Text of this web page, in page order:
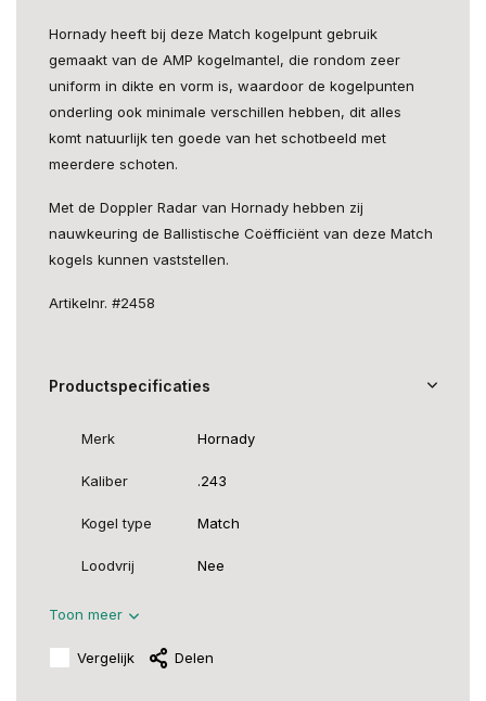
Hornady heeft bij deze Match kogelpunt gebruik
gemaakt van de AMP kogelmantel, die rondom zeer
uniform in dikte en vorm is, waardoor de kogelpunten
onderling ook minimale verschillen hebben, dit alles
komt natuurlijk ten goede van het schotbeeld met
meerdere schoten.
Met de Doppler Radar van Hornady hebben zij
nauwkeuring de Ballistische Coëfficiënt van deze Match
kogels kunnen vaststellen.
Artikelnr. #2458
Productspecificaties
Merk Hornady
Kaliber .243
Kogel type Match
Loodvrij Nee
Toon meer
Vergelijk Delen